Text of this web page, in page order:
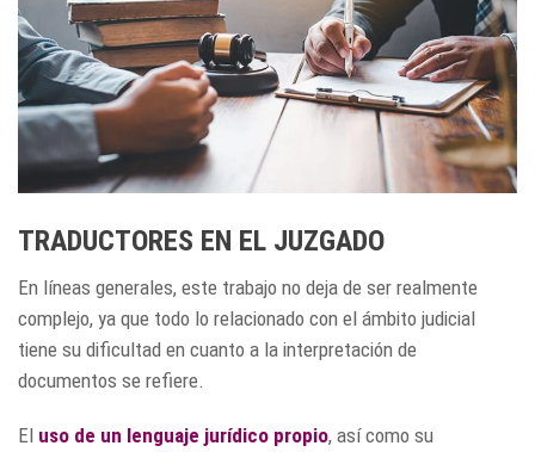
TRADUCTORES EN EL JUZGADO
En líneas generales, este trabajo no deja de ser realmente
complejo, ya que todo lo relacionado con el ámbito judicial
tiene su dificultad en cuanto a la interpretación de
documentos se refiere.
El uso de un lenguaje jurídico propio, así como su